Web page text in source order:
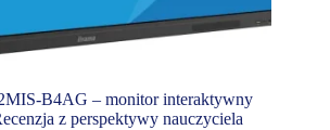
B4AG – monitor interaktywny
z perspektywy nauczyciela